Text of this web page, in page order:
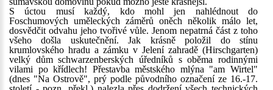
S úctou musí každý, kdo mohl jen nahlédnout do
Foschumových uměleckých záměrů oněch několik málo let,
dosvědčit odvahu jeho tvořivé vůle. Jenom nepatrná část z toho
všeho došla uskutečnění. Jak krásně položil do stínu
krumlovského hradu a zámku v Jelení zahradě (Hirschgarten)
velký dům schwarzenberských úředníků s oběma rodinnými
vilami po křídlech! Přestavba městského mlýna "am Wirtel"
(dnes "Na Ostrově", prý podle původního označení ze 16.-17.